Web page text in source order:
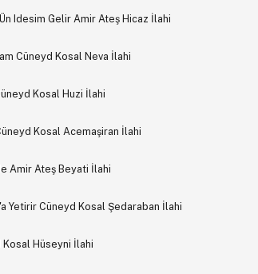
Idesim Gelir Amir Ateş Hicaz İlahi
Cüneyd Kosal Neva İlahi
Kosal Huzi İlahi
Kosal Acemaşiran İlahi
Amir Ateş Beyati İlahi
Yetirir Cüneyd Kosal Şedaraban İlahi
Hüseyni İlahi